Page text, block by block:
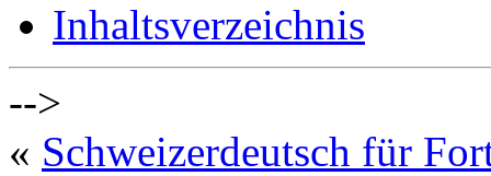
Inhaltsverzeichnis
-->
« Schweizerdeutsch für